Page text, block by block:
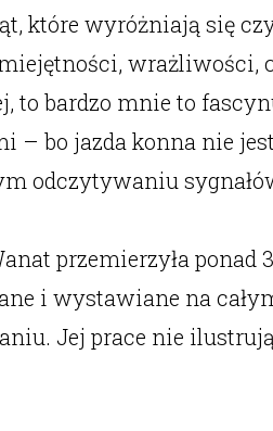
które wyróżniają się
wrażliwości,
to bardzo mnie to
– bo jazda konna nie
odczytywaniu
przemierzyła ponad
i wystawiane na
Jej prace nie